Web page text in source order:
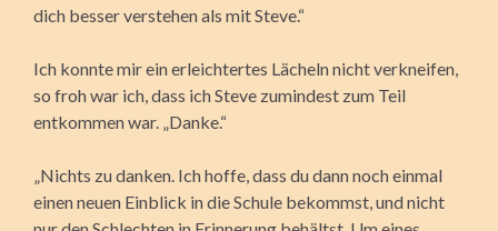
dich besser verstehen als mit Steve.“
Ich konnte mir ein erleichtertes Lächeln nicht verkneifen,
so froh war ich, dass ich Steve zumindest zum Teil
entkommen war. „Danke.“
„Nichts zu danken. Ich hoffe, dass du dann noch einmal
einen neuen Einblick in die Schule bekommst, und nicht